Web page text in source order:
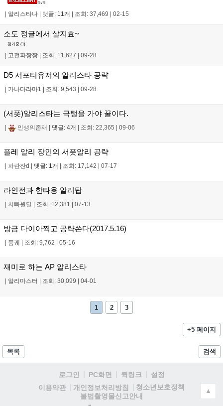
5 / 9
| 알리스타나 | 댓글: 11개 | 조회: 37,469 | 02-15
소도 정글에서 살지효~
평가중 (1)
고전파짱짱 조회: 11,627 09-28
D5 서포터유저의 알리스타 공략
가나다라마1 조회: 9,543 09-28
(서폿)알리스타는 극탱을 가야 꿀이다.
인생의존재 댓글: 4개 조회: 22,365 09-06
플레 알리 장인의 서폿알리 공략
파란잔d 댓글: 1개 조회: 17,142 07-17
라인전과 한타용 알리탑
치빠원딜 조회: 12,381 07-13
방금 다이아찍고 공략쓴다(2017.5.16)
품궤 조회: 9,762 05-16
재미로 하는 AP 알리스타
알리마스터 조회: 30,099 04-01
1 2 3
+5 페이지
목록 검색
로그인 PC화면 퀵링크
설정
이용약관
개인정보처리방침
청소년보호정책
불법촬영물신고안내
▲